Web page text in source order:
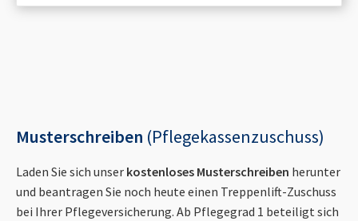
Musterschreiben (Pflegekassenzuschuss)
Laden Sie sich unser kostenloses Musterschreiben herunter
und beantragen Sie noch heute einen Treppenlift-Zuschuss
bei Ihrer Pflegeversicherung. Ab Pflegegrad 1 beteiligt sich